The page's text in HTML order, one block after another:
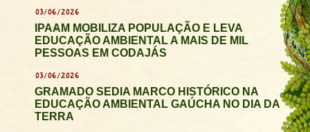
03/06/2026
IPAAM MOBILIZA POPULAÇÃO E LEVA
EDUCAÇÃO AMBIENTAL A MAIS DE MIL
PESSOAS EM CODAJÁS
03/06/2026
GRAMADO SEDIA MARCO HISTÓRICO NA
EDUCAÇÃO AMBIENTAL GAÚCHA NO DIA DA
TERRA